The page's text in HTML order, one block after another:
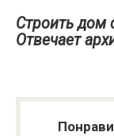
Строить дом
Отвечает